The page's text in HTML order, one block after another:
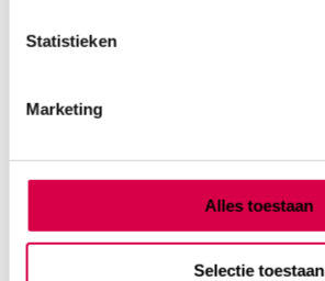
Statistieken
Marketing
Alles toestaan
Selectie toestaan
Vaak gekocht in combinatie